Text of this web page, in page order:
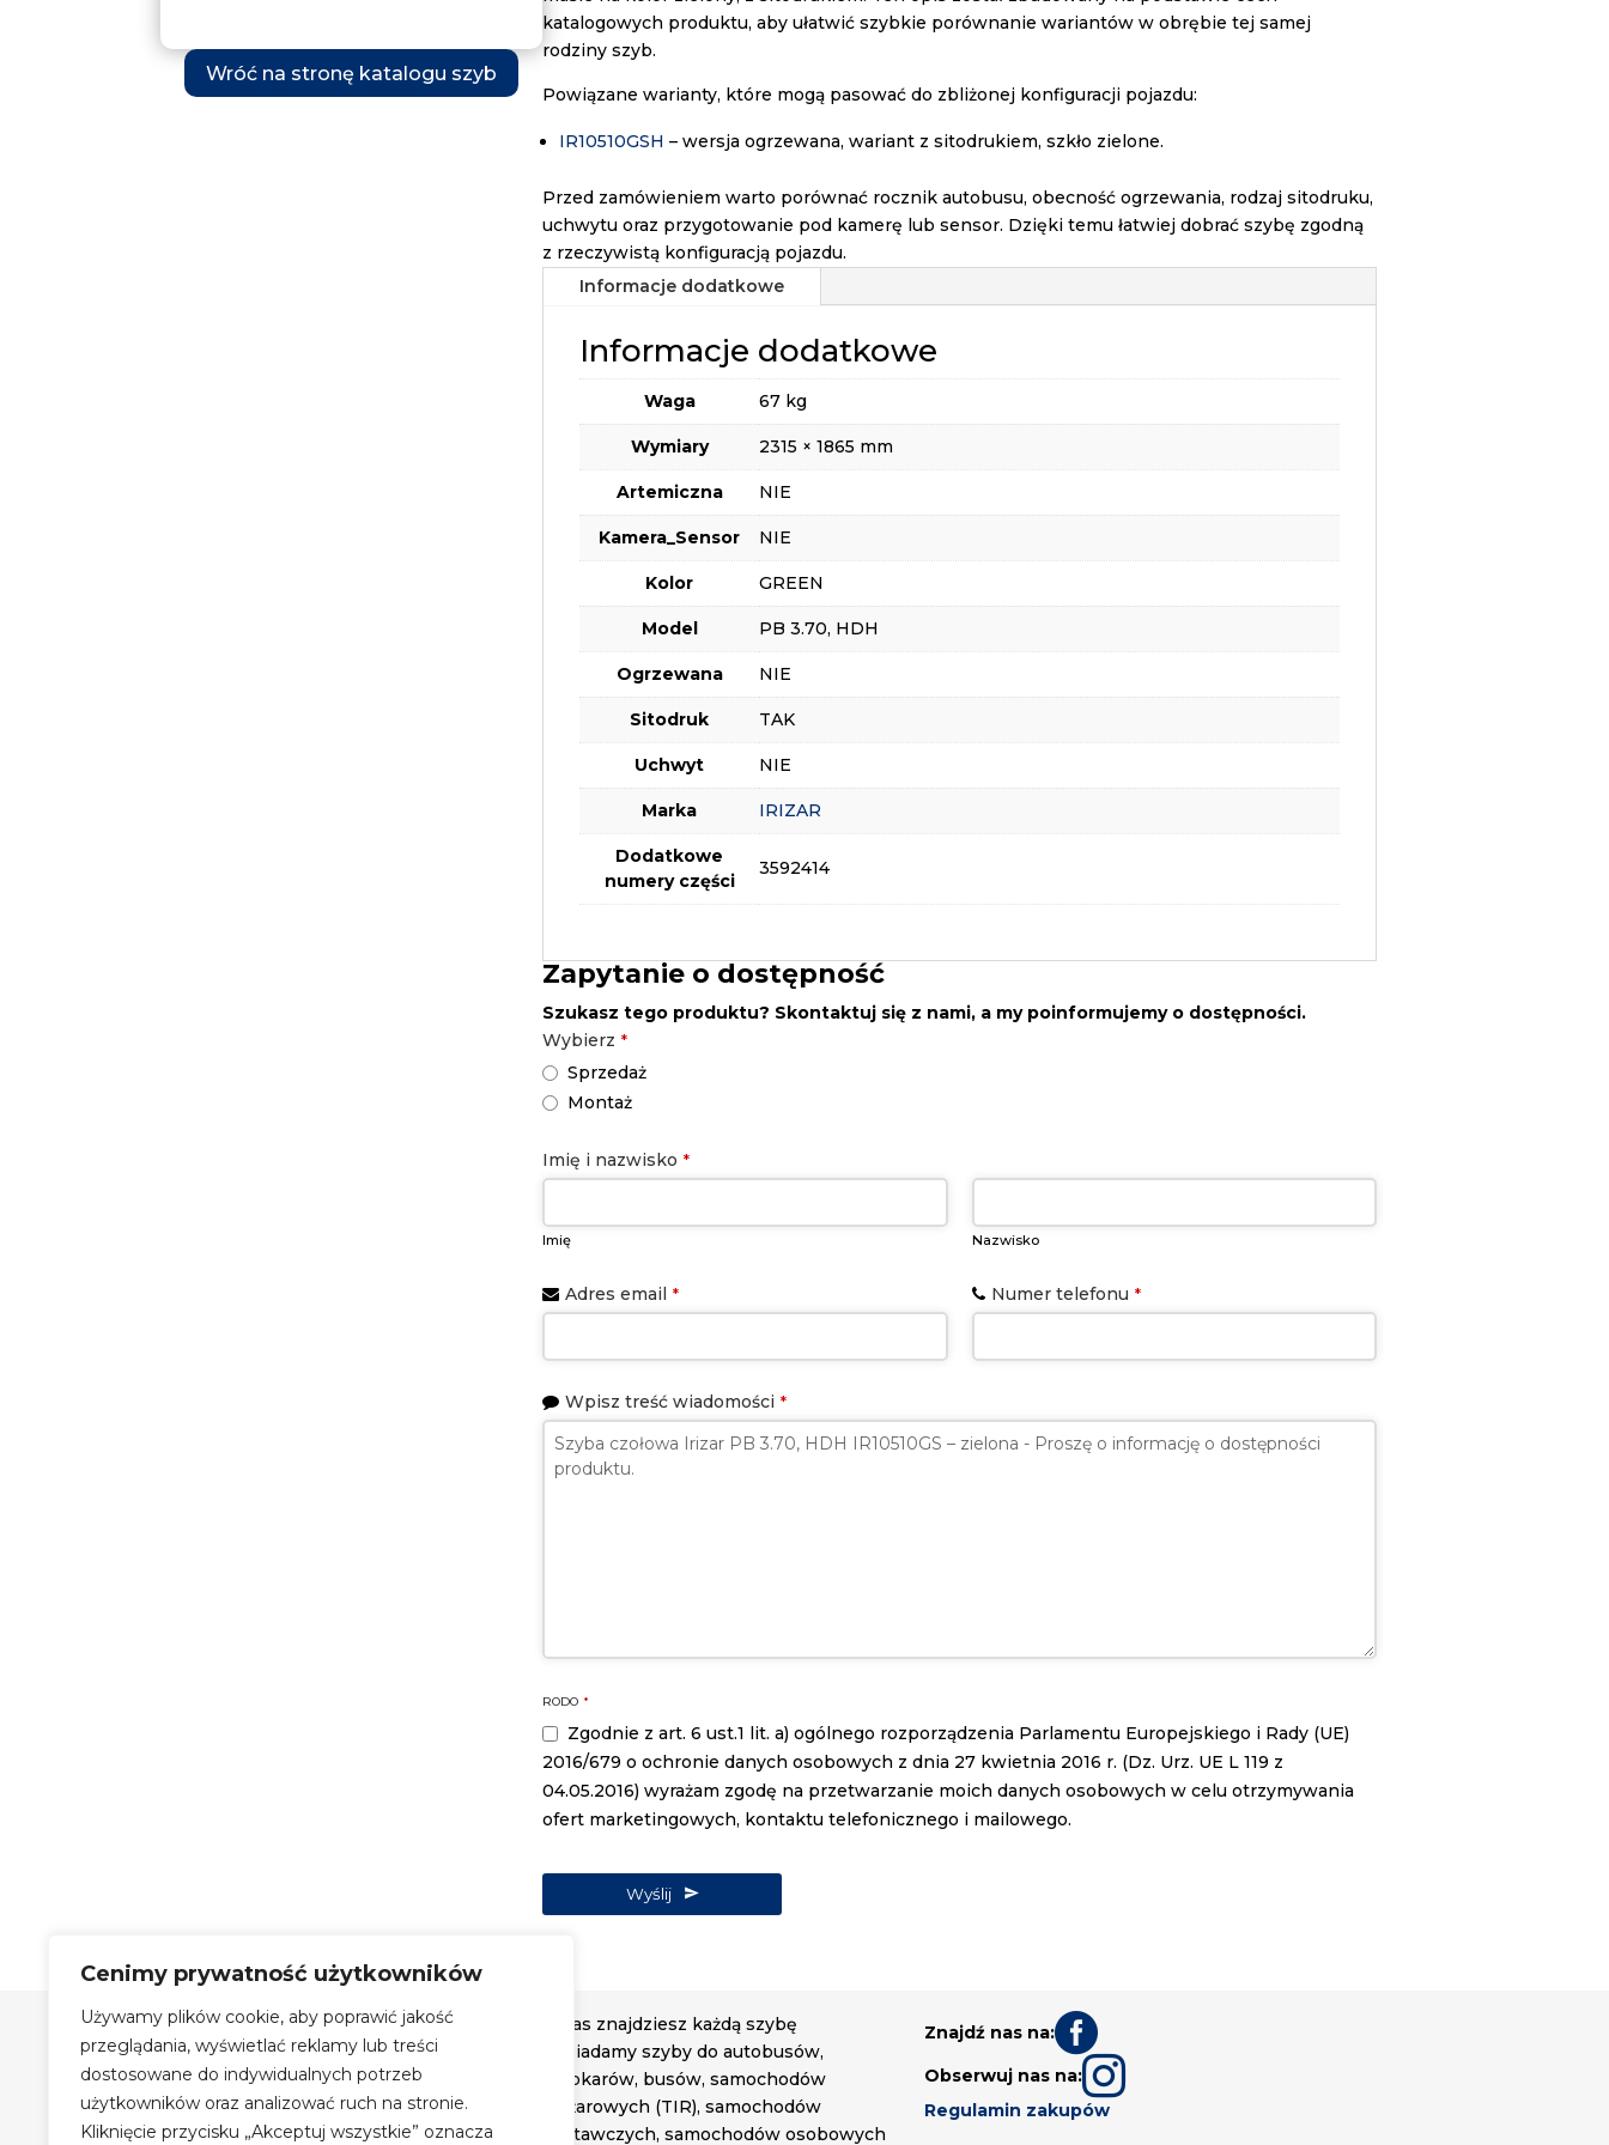
Cenimy prywatność użytkowników
Używamy plików cookie, aby poprawić jakość
przeglądania, wyświetlać reklamy lub treści
dostosowane do indywidualnych potrzeb
użytkowników oraz analizować ruch na stronie.
Kliknięcie przycisku „Akceptuj wszystkie” oznacza
Wróć na stronę katalogu szyb
katalogowych produktu, aby ułatwić szybkie porównanie wariantów w obrębie tej samej
rodziny szyb.
Powiązane warianty, które mogą pasować do zbliżonej konfiguracji pojazdu:
IR10510GSH – wersja ogrzewana, wariant z sitodrukiem, szkło zielone.
Przed zamówieniem warto porównać rocznik autobusu, obecność ogrzewania, rodzaj sitodruku,
uchwytu oraz przygotowanie pod kamerę lub sensor. Dzięki temu łatwiej dobrać szybę zgodną
z rzeczywistą konfiguracją pojazdu.
Informacje dodatkowe
Informacje dodatkowe
Waga 67 kg
Wymiary 2315 × 1865 mm
Artemiczna NIE
Kamera_Sensor NIE
Kolor GREEN
Model PB 3.70, HDH
Ogrzewana NIE
Sitodruk TAK
Uchwyt NIE
Marka IRIZAR
Dodatkowe
numery części
3592414
Zapytanie o dostępność
Szukasz tego produktu? Skontaktuj się z nami, a my poinformujemy o dostępności.
Wybierz *
Sprzedaż
Montaż
Your
Website
Imię i nazwisko *
Imię Nazwisko
Adres email * Numer telefonu *
Wpisz treść wiadomości *
RODO *
Zgodnie z art. 6 ust.1 lit. a) ogólnego rozporządzenia Parlamentu Europejskiego i Rady (UE)
2016/679 o ochronie danych osobowych z dnia 27 kwietnia 2016 r. (Dz. Urz. UE L 119 z
04.05.2016) wyrażam zgodę na przetwarzanie moich danych osobowych w celu otrzymywania
ofert marketingowych, kontaktu telefonicznego i mailowego.
Wyślij
Szyby Autobusowe Bis Sp.
z o.o.
Szyby Autobusowe i Autokarowe
U nas znajdziesz każdą szybę
Posiadamy szyby do autobusów,
autokarów, busów, samochodów
ciężarowych (TIR), samochodów
dostawczych, samochodów osobowych
Znajdź nas na:
Obserwuj nas na:
Regulamin zakupów